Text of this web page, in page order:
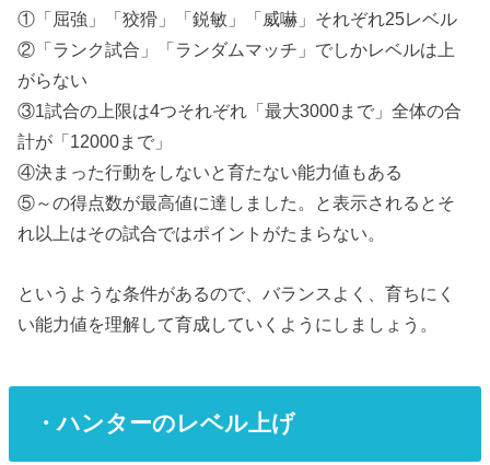
①「屈強」「狡猾」「鋭敏」「威嚇」それぞれ25レベル
②「ランク試合」「ランダムマッチ」でしかレベルは上
がらない
③1試合の上限は4つそれぞれ「最大3000まで」全体の合
計が「12000まで」
④決まった行動をしないと育たない能力値もある
⑤～の得点数が最高値に達しました。と表示されるとそ
れ以上はその試合ではポイントがたまらない。
というような条件があるので、バランスよく、育ちにく
い能力値を理解して育成していくようにしましょう。
・ハンターのレベル上げ